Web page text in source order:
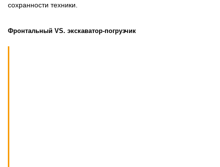
сохранности техники.
Фронтальный VS. экскаватор-погрузчик